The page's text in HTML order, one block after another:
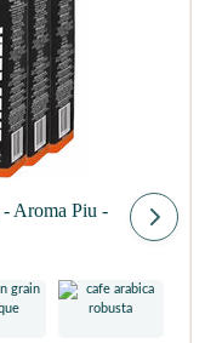
- Aroma Piu -